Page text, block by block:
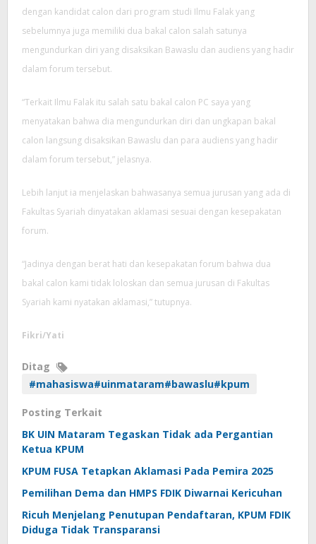
dengan kandidat calon dari program studi Ilmu Falak yang
sebelumnya juga memiliki dua bakal calon salah satunya
mengundurkan diri yang disaksikan Bawaslu dan audiens yang hadir
dalam forum tersebut.
marmaris
escort
marmaris
escort
escort
marmaris
“Terkait Ilmu Falak itu salah satu bakal calon PC saya yang
menyatakan bahwa dia mengundurkan diri dan ungkapan bakal
calon langsung disaksikan Bawaslu dan para audiens yang hadir
dalam forum tersebut,” jelasnya.
Lebih lanjut ia menjelaskan bahwasanya semua jurusan yang ada di
Fakultas Syariah dinyatakan aklamasi sesuai dengan kesepakatan
forum.
“Jadinya dengan berat hati dan kesepakatan forum bahwa dua
bakal calon kami tidak loloskan dan semua jurusan di Fakultas
Syariah kami nyatakan aklamasi,” tutupnya.
Fikri/Yati
Ditag
#mahasiswa#uinmataram#bawaslu#kpum
Posting Terkait
BK UIN Mataram Tegaskan Tidak ada Pergantian
Ketua KPUM
KPUM FUSA Tetapkan Aklamasi Pada Pemira 2025
Pemilihan Dema dan HMPS FDIK Diwarnai Kericuhan
Ricuh Menjelang Penutupan Pendaftaran, KPUM FDIK
Diduga Tidak Transparansi